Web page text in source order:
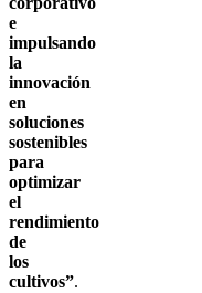
e
impulsando
la
innovación
en
soluciones
sostenibles
para
optimizar
el
rendimiento
de
los
cultivos”.